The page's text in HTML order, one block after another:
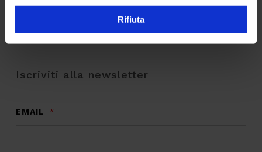
Rifiuta
Iscriviti alla newsletter
EMAIL *